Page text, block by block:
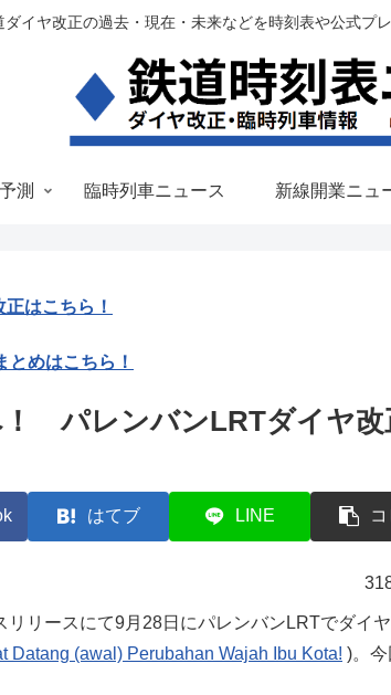
イヤ改正の過去・現在・未来などを時刻表や公式
測 臨時列車ニュース 新線開業ニュ
はこちら！
めはこちら！
パレンバンLRTダイヤ改
はてブ LINE
リースにて9月28日にパレンバンLRTでダイ
Datang (awal) Perubahan Wajah Ibu Kota! )。